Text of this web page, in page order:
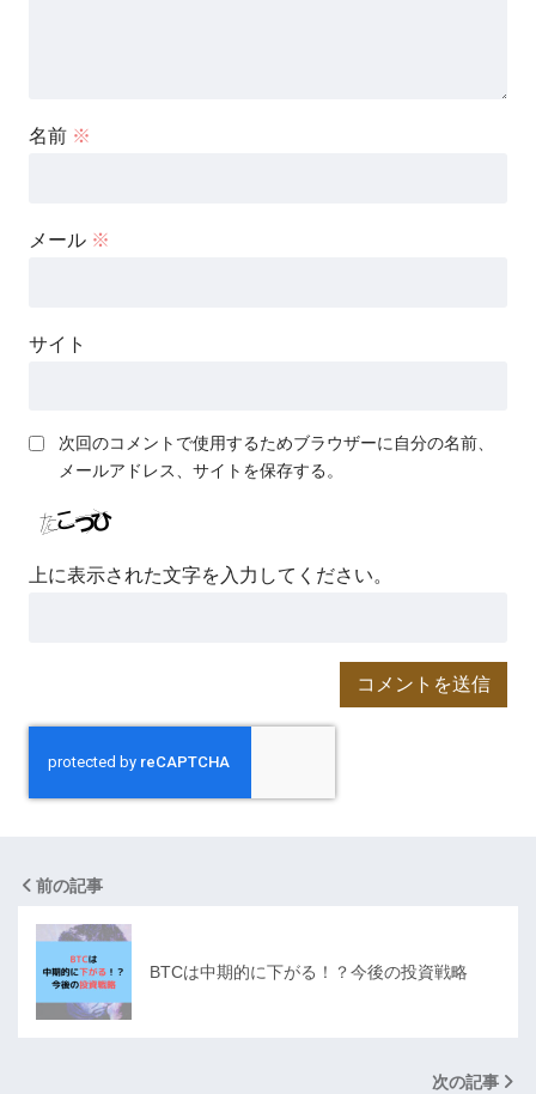
名前 ※
メール ※
サイト
次回のコメントで使用するためブラウザーに自分の名前、
メールアドレス、サイトを保存する。
上に表示された文字を入力してください。
前の記事
BTCは中期的に下がる！？今後の投資戦略
次の記事